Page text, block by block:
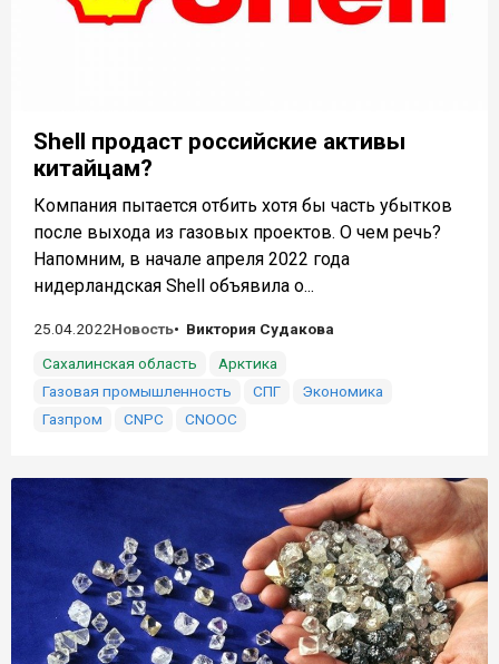
Shell продаст российские активы
китайцам?
Компания пытается отбить хотя бы часть убытков
после выхода из газовых проектов. О чем речь?
Напомним, в начале апреля 2022 года
нидерландская Shell объявила о...
25.04.2022Новость
Виктория Судакова
Сахалинская область
Арктика
Газовая промышленность
СПГ
Экономика
Газпром
CNPC CNOOC